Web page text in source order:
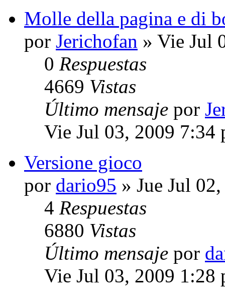
Molle della pagina e di
por Jerichofan » Vie Jul
0 Respuestas
4669 Vistas
Último mensaje por
Vie Jul 03, 2009 7:34
Versione gioco
por dario95 » Jue Jul
4 Respuestas
6880 Vistas
Último mensaje por
Vie Jul 03, 2009 1:28